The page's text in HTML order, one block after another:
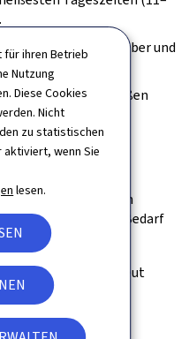
für ihren Betrieb
Nutzung
Diese Cookies
Nicht
zu statistischen
wenn Sie
lesen.
und Vorhänge tagsüber und
wenn Sie nach draußen
und verletzlichen
Sie sie bei Bedarf
Vormittag erneut
wird je nach